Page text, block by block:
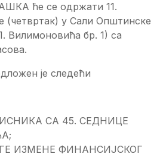
ће се одржати 11.
(четвртак) у Сали Општинске
Вилимоновића бр. 1) са
је следећи
СА 45. СЕДНИЦЕ
ИЗМЕНE ФИНАНСИЈСКОГ